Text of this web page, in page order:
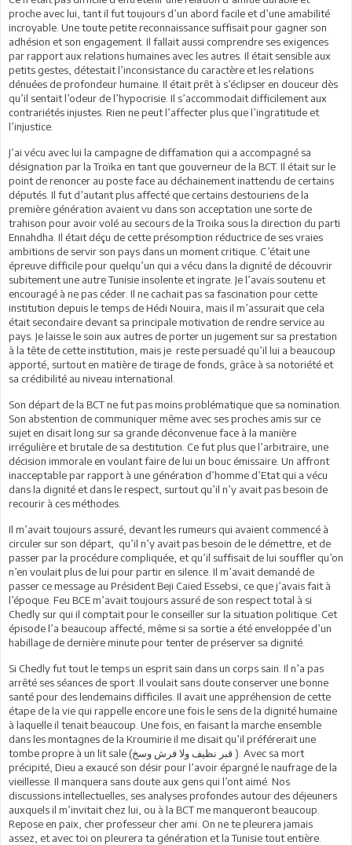
proche avec lui, tant il fut toujours d’un abord facile et d’une amabilité
incroyable. Une toute petite reconnaissance suffisait pour gagner son
adhésion et son engagement. Il fallait aussi comprendre ses exigences
par rapport aux relations humaines avec les autres. Il était sensible aux
petits gestes, détestait l’inconsistance du caractère et les relations
dénuées de profondeur humaine. Il était prêt à s’éclipser en douceur dès
qu’il sentait l’odeur de l’hypocrisie. Il s’accommodait difficilement aux
contrariétés injustes. Rien ne peut l’affecter plus que l’ingratitude et
l’injustice.
J’ai vécu avec lui la campagne de diffamation qui a accompagné sa
désignation par la Troïka en tant que gouverneur de la BCT. Il était sur le
point de renoncer au poste face au déchainement inattendu de certains
députés. Il fut d’autant plus affecté que certains destouriens de la
première génération avaient vu dans son acceptation une sorte de
trahison pour avoir volé au secours de la Troika sous la direction du parti
Ennahdha. Il était déçu de cette présomption réductrice de ses vraies
ambitions de servir son pays dans un moment critique. C’était une
épreuve difficile pour quelqu’un qui a vécu dans la dignité de découvrir
subitement une autre Tunisie insolente et ingrate. Je l’avais soutenu et
encouragé à ne pas céder. Il ne cachait pas sa fascination pour cette
institution depuis le temps de Hédi Nouira, mais il m’assurait que cela
était secondaire devant sa principale motivation de rendre service au
pays. Je laisse le soin aux autres de porter un jugement sur sa prestation
à la tête de cette institution, mais je reste persuadé qu’il lui a beaucoup
apporté, surtout en matière de tirage de fonds, grâce à sa notoriété et
sa crédibilité au niveau international.
Son départ de la BCT ne fut pas moins problématique que sa nomination.
Son abstention de communiquer même avec ses proches amis sur ce
sujet en disait long sur sa grande déconvenue face à la manière
irrégulière et brutale de sa destitution. Ce fut plus que l’arbitraire, une
décision immorale en voulant faire de lui un bouc émissaire. Un affront
inacceptable par rapport à une génération d’homme d’Etat qui a vécu
dans la dignité et dans le respect, surtout qu’il n’y avait pas besoin de
recourir à ces méthodes.
Il m’avait toujours assuré, devant les rumeurs qui avaient commencé à
circuler sur son départ, qu’il n’y avait pas besoin de le démettre, et de
passer par la procédure compliquée, et qu’il suffisait de lui souffler qu’on
n’en voulait plus de lui pour partir en silence. Il m’avait demandé de
passer ce message au Président Beji Caied Essebsi, ce que j’avais fait à
l’époque. Feu BCE m’avait toujours assuré de son respect total à si
Chedly sur qui il comptait pour le conseiller sur la situation politique. Cet
épisode l’a beaucoup affecté, même si sa sortie a été enveloppée d’un
habillage de dernière minute pour tenter de préserver sa dignité.
Si Chedly fut tout le temps un esprit sain dans un corps sain. Il n’a pas
arrêté ses séances de sport .Il voulait sans doute conserver une bonne
santé pour des lendemains difficiles. Il avait une appréhension de cette
étape de la vie qui rappelle encore une fois le sens de la dignité humaine
à laquelle il tenait beaucoup. Une fois, en faisant la marche ensemble
dans les montagnes de la Kroumirie il me disait qu’il préférerait une
tombe propre à un lit sale (قبر نظيف ولا فرش وسخ ). Avec sa mort
précipité, Dieu a exaucé son désir pour l’avoir épargné le naufrage de la
vieillesse. Il manquera sans doute aux gens qui l’ont aimé. Nos
discussions intellectuelles, ses analyses profondes autour des déjeuners
auxquels il m’invitait chez lui, ou à la BCT me manqueront beaucoup.
Repose en paix, cher professeur cher ami. On ne te pleurera jamais
assez, et avec toi on pleurera ta génération et la Tunisie tout entière.